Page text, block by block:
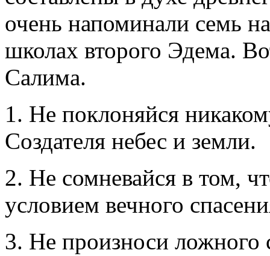
очень напоминали семь
школах второго Эдема.
Салима.
1. Не поклоняйся
Создателя небес и земли.
2. Не сомневайся в том,
условием вечного
3. Не произноси ложного